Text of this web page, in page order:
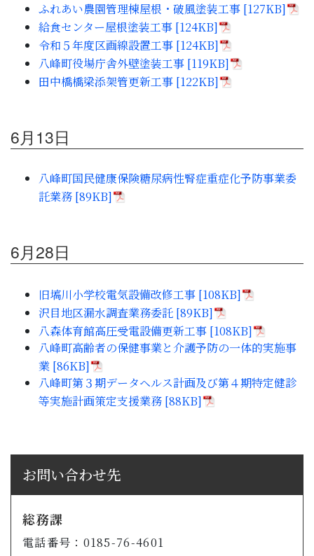
行政情報
ふれあい農園管理棟屋根・破風塗装工事 [127KB]
給食センター屋根塗装工事 [124KB]
令和５年度区画線設置工事 [124KB]
八峰町役場庁舎外壁塗装工事 [119KB]
田中橋橋梁添架管更新工事 [122KB]
6月13日
八峰町国民健康保険糖尿病性腎症重症化予防事業委
託業務 [89KB]
6月28日
旧塙川小学校電気設備改修工事 [108KB]
沢目地区漏水調査業務委託 [89KB]
八森体育館高圧受電設備更新工事 [108KB]
八峰町高齢者の保健事業と介護予防の一体的実施事
業 [86KB]
八峰町第３期データヘルス計画及び第４期特定健診
等実施計画策定支援業務 [88KB]
お問い合わせ先
総務課
電話番号：0185-76-4601